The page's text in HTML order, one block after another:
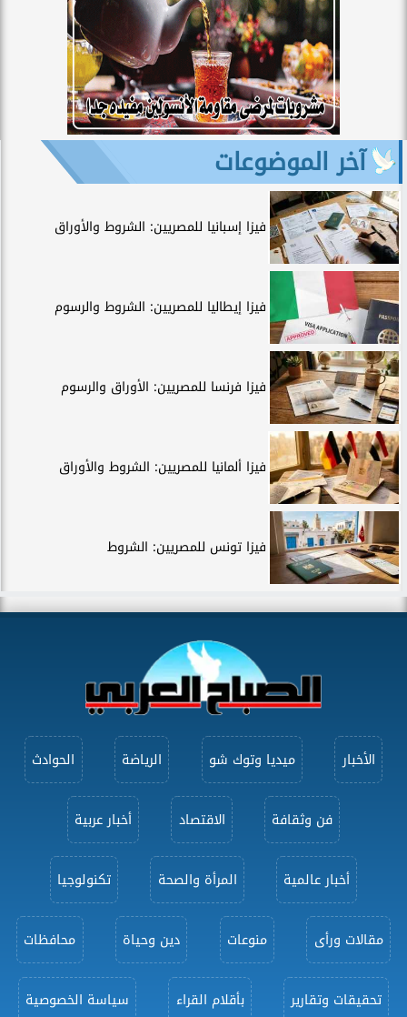
آخر الموضوعات
فيزا إسبانيا للمصريين: الشروط والأوراق
فيزا إيطاليا للمصريين: الشروط والرسوم
فيزا فرنسا للمصريين: الأوراق والرسوم
فيزا ألمانيا للمصريين: الشروط والأوراق
فيزا تونس للمصريين: الشروط
الأخبار ميديا وتوك شو الرياضة الحوادث
فن وثقافة الاقتصاد أخبار عربية
أخبار عالمية المرأة والصحة تكنولوجيا
مقالات ورأى منوعات دين وحياة محافظات
تحقيقات وتقارير بأقلام القراء سياسة الخصوصية